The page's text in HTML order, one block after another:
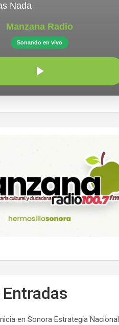
Nada
Manzana Radio
Sonando en vivo
en Sonora Estrategia Nacional